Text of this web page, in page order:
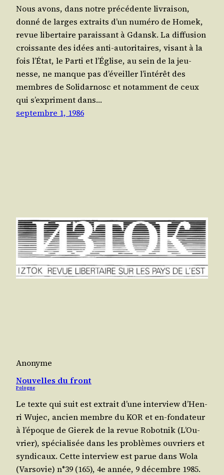
Nous avons, dans notre pré­cé­dente livrai­son,
don­né de larges extraits d’un numé­ro de Homek,
revue liber­taire parais­sant à Gdansk. La dif­fu­sion
crois­sante des idées anti-auto­ri­taires, visant à la
fois l’É­tat, le Par­ti et l’É­glise, au sein de la jeu­
nesse, ne manque pas d’é­veiller l’in­té­rêt des
membres de Soli­dar­nosc et notam­ment de ceux
qui s’ex­priment dans…
septembre 1, 1986
Anonyme
Nouvelles du front
Pologne
Le texte qui suit est extrait d’une inter­view d’Hen­
ri Wujec, ancien membre du KOR et en-fon­da­teur
à l’é­poque de Gie­rek de la revue Robot­nik (L’Ou­
vrier), spé­cia­li­sée dans les pro­blèmes ouvriers et
syn­di­caux. Cette inter­view est parue dans Wola
(Var­so­vie) n°39 (165), 4e année, 9 décembre 1985.